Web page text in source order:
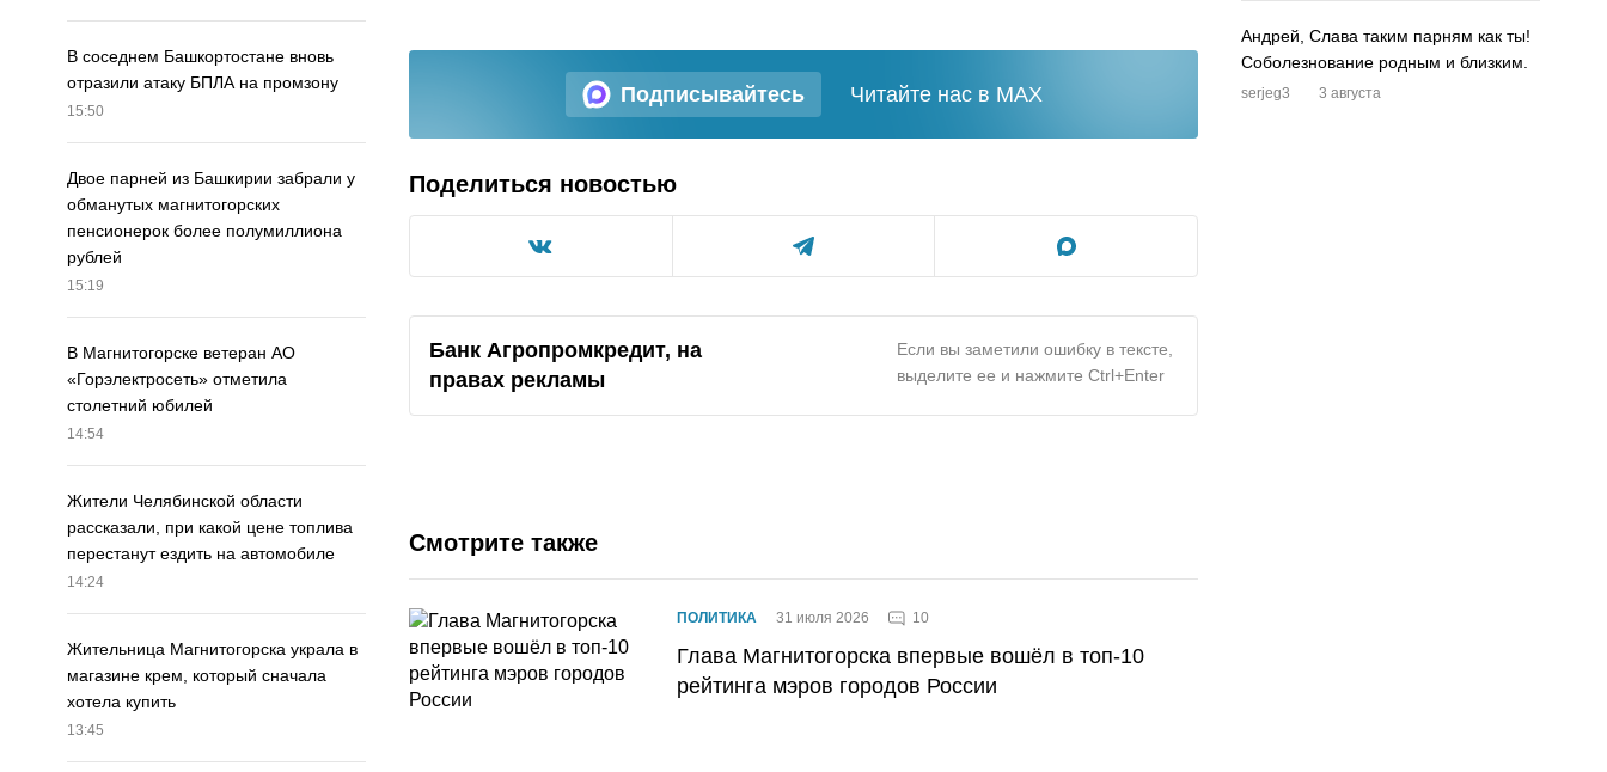
В соседнем Башкортостане вновь
отразили атаку БПЛА на промзону
15:50
Двое парней из Башкирии забрали у
обманутых магнитогорских
пенсионерок более полумиллиона
рублей
15:19
В Магнитогорске ветеран АО
«Горэлектросеть» отметила
столетний юбилей
14:54
Жители Челябинской области
рассказали, при какой цене топлива
перестанут ездить на автомобиле
14:24
Жительница Магнитогорска украла в
магазине крем, который сначала
хотела купить
13:45
Подписывайтесь Читайте нас в MAX
Поделиться новостью
Банк Агропромкредит, на
правах рекламы
Если вы заметили ошибку в тексте,
выделите ее и нажмите Ctrl+Enter
Смотрите также
ПОЛИТИКА 31 июля 2026 10
Глава Магнитогорска впервые вошёл в топ-10
рейтинга мэров городов России
Андрей, Слава таким парням как ты!
Соболезнование родным и близким.
serjeg3 3 августа